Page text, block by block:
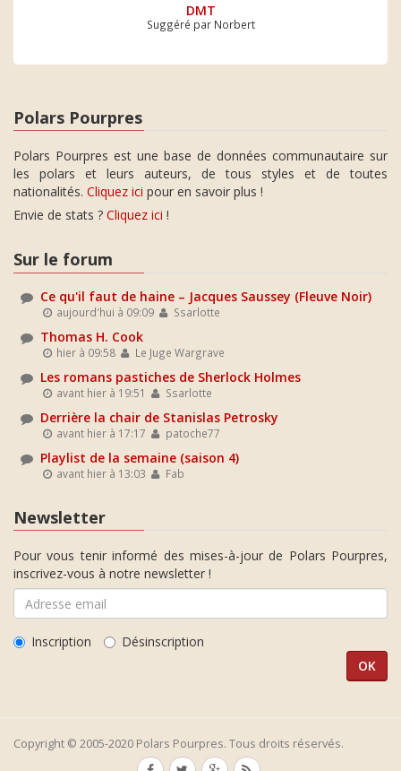
DMT
Suggéré par Norbert
Polars Pourpres
Polars Pourpres est une base de données communautaire sur
les polars et leurs auteurs, de tous styles et de toutes
nationalités. Cliquez ici pour en savoir plus !
Envie de stats ? Cliquez ici !
Sur le forum
Ce qu'il faut de haine – Jacques Saussey (Fleuve Noir)
aujourd'hui à 09:09 Ssarlotte
Thomas H. Cook
hier à 09:58 Le Juge Wargrave
Les romans pastiches de Sherlock Holmes
avant hier à 19:51 Ssarlotte
Derrière la chair de Stanislas Petrosky
avant hier à 17:17 patoche77
Playlist de la semaine (saison 4)
avant hier à 13:03 Fab
Newsletter
Pour vous tenir informé des mises-à-jour de Polars Pourpres,
inscrivez-vous à notre newsletter !
Inscription Désinscription
Copyright © 2005-2020 Polars Pourpres. Tous droits réservés.